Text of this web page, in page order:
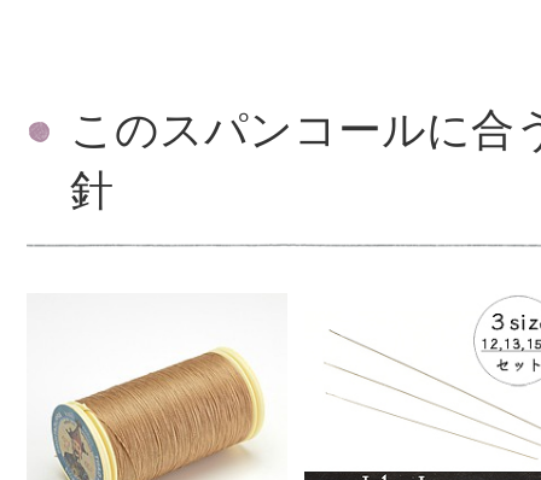
このスパンコールに合
針